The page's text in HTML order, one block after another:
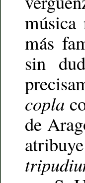
música
más
sin
copla
de